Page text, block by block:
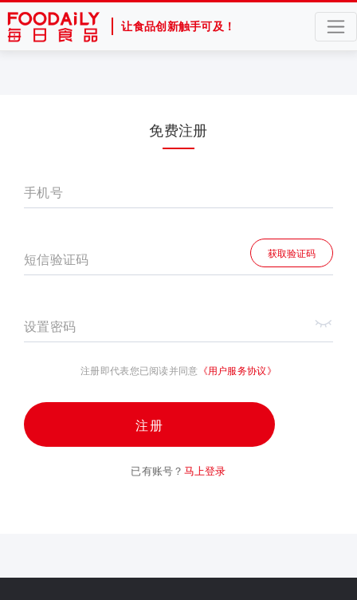
让食品创新触手可及！
免费注册
手机号
短信验证码 获取验证码
设置密码
注册即代表您已阅读并同意 《用户服务协议》
注册
已有账号？ 马上登录